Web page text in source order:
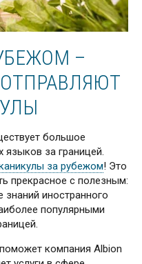
–
большое
языков за границей.
за рубежом! Это
прекрасное с полезным:
иностранного
популярными
компания Albion